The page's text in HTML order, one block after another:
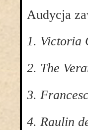
Audycja
1. Victoria
2. The
3.
4. Raulin